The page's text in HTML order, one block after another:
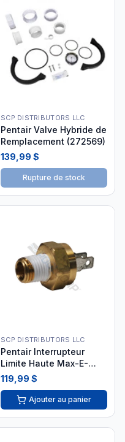
SCP DISTRIBUTORS LLC
Pentair Valve Hybride de
Remplacement (272569)
139,99 $
Rupture de stock
SCP DISTRIBUTORS LLC
Pentair Interrupteur
Limite Haute Max-E-
Therm MasterTemp
119,99 $
Ajouter au panier